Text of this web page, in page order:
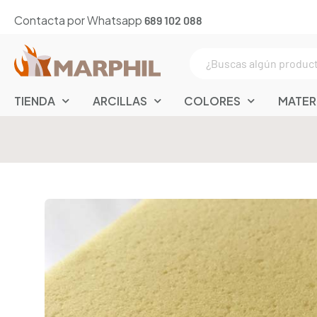
Contacta por Whatsapp 689 102 088
TIENDA ARCILLAS COLORES